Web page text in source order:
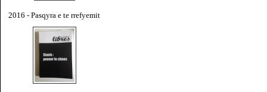
2016 - Pasqyra e te rrefyemit